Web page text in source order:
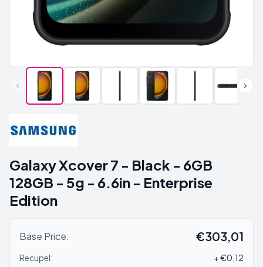
Galaxy Xcover 7 - Black - 6GB
128GB - 5g - 6.6in - Enterprise
Edition
Base Price: €303,01
Recupel:
+ €0,12